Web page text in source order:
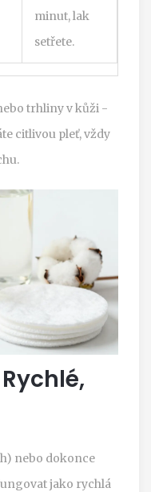
minut, lak
setřete.
trhliny v kůži -
citlivou pleť, vždy
nebo dokonce
jako rychlá